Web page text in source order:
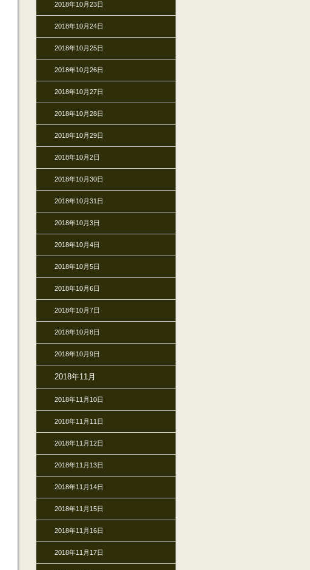
2018年10月23日
2018年10月24日
2018年10月25日
2018年10月26日
2018年10月27日
2018年10月28日
2018年10月29日
2018年10月2日
2018年10月30日
2018年10月31日
2018年10月3日
2018年10月4日
2018年10月5日
2018年10月6日
2018年10月7日
2018年10月8日
2018年10月9日
2018年11月
2018年11月10日
2018年11月11日
2018年11月12日
2018年11月13日
2018年11月14日
2018年11月15日
2018年11月16日
2018年11月17日